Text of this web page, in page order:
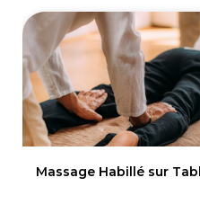
Massage Habillé sur